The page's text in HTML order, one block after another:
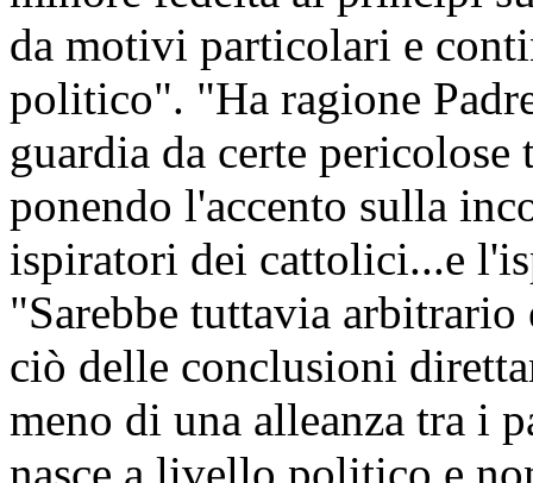
da motivi particolari e
politico". "Ha ragione
guardia da certe pericolose
ponendo l'accento sulla
ispiratori dei cattolici...e
"Sarebbe tuttavia arbitrario
ciò delle conclusioni
meno di una alleanza tra i
nasce a livello politico e